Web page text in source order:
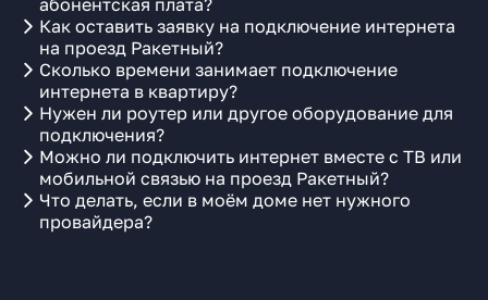
абонентская плата?
Как оставить заявку на подключение интернета
на проезд Ракетный?
Сколько времени занимает подключение
интернета в квартиру?
Нужен ли роутер или другое оборудование для
подключения?
Можно ли подключить интернет вместе с ТВ или
мобильной связью на проезд Ракетный?
Что делать, если в моём доме нет нужного
провайдера?